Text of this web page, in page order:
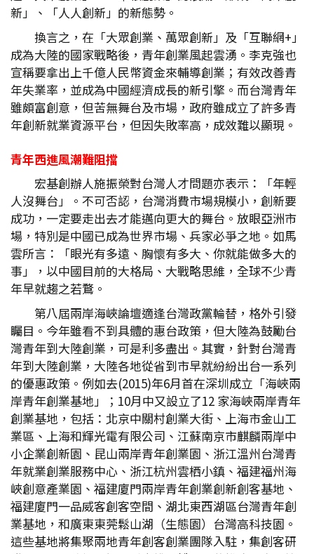
新」、「人人創新」的新態勢。
換言之，在「大眾創業、萬眾創新」及「互聯網+」
成為大陸的國家戰略後，青年創業風起雲湧。李克強也
宣稱要拿出上千億人民幣資金來輔導創業；有效改善青
年失業率，並成為中國經濟成長的新引擎。而台灣青年
雖頗富創意，但苦無舞台及市場，政府雖成立了許多青
年創新就業資源平台，但因失敗率高，成效難以顯現。
青年西進風潮難阻擋
宏基創辦人施振榮對台灣人才問題亦表示：「年輕
人沒舞台」。不可否認，台灣消費市場規模小，創新要
成功，一定要走出去才能邁向更大的舞台。放眼亞洲市
場，特別是中國已成為世界市場、兵家必爭之地。如馬
雲所言：「眼光有多遠、胸懷有多大、你就能做多大的
事」，以中國目前的大格局、大戰略思維，全球不少青
年早就趨之若鶩。
第八屆兩岸海峽論壇適逢台灣政黨輪替，格外引發
矚目。今年雖看不到具體的惠台政策，但大陸為鼓勵台
灣青年到大陸創業，可是利多盡出。其實，針對台灣青
年到大陸創業，大陸各地從省到市早就紛紛出台一系列
的優惠政策。例如去(2015)年6月首在深圳成立「海峽兩
岸青年創業基地」；10月中又設立了12 家海峽兩岸青年
創業基地，包括：北京中關村創業大街、上海市金山工
業區、上海和輝光電有限公司、江蘇南京市麒麟兩岸中
小企業創新園、昆山兩岸青年創業園、浙江溫州台灣青
年就業創業服務中心、浙江杭州雲栖小鎮、福建福州海
峽創意產業園、福建廈門兩岸青年創業創新創客基地、
福建廈門一品威客創客空間、湖北東西湖區台灣青年創
業基地，和廣東東莞鬆山湖（生態園）台灣高科技園。
這些基地將集聚兩地青年創客創業團隊入駐，集創客研